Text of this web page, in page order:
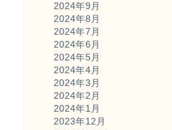
2024年9月
2024年8月
2024年7月
2024年6月
2024年5月
2024年4月
2024年3月
2024年2月
2024年1月
2023年12月